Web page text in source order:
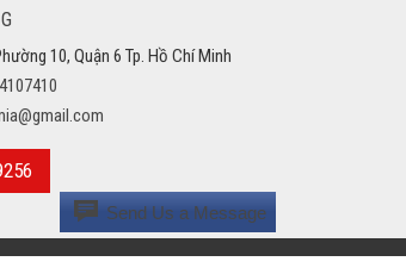
10, Quận 6 Tp. Hồ Chí Minh
Send Us a Message